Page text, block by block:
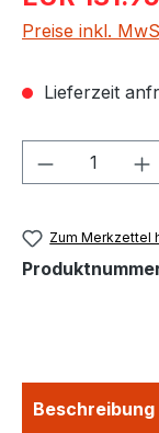
Preise inkl.
Lieferzeit
Produkt
Zum Merkzettel
Beschreibung